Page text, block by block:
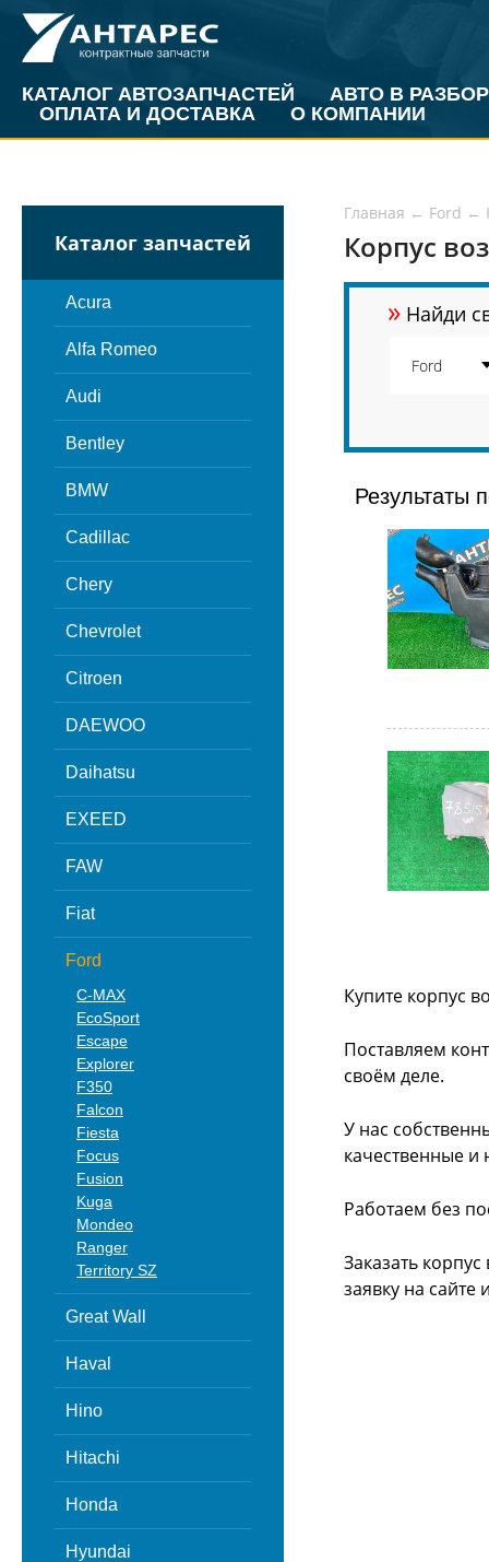
КАТАЛОГ АВТОЗАПЧАСТЕЙ
АВТО В РАЗБОР
ОПЛАТА И ДОСТАВКА
О КОМПАНИИ
Каталог запчастей
Acura
Alfa Romeo
Audi
Bentley
BMW
Cadillac
Chery
Chevrolet
Citroen
DAEWOO
Daihatsu
EXEED
FAW
Fiat
Ford
C-MAX
EcoSport
Escape
Explorer
F350
Falcon
Fiesta
Focus
Fusion
Kuga
Mondeo
Ranger
Territory SZ
Great Wall
Haval
Hino
Hitachi
Honda
Hyundai
Главная ← Ford ←
Корпус
» Найди
Результаты
Купите корпус
Поставляем
своём деле.
У нас
качественные и
Работаем без
Заказать
заявку на сайте